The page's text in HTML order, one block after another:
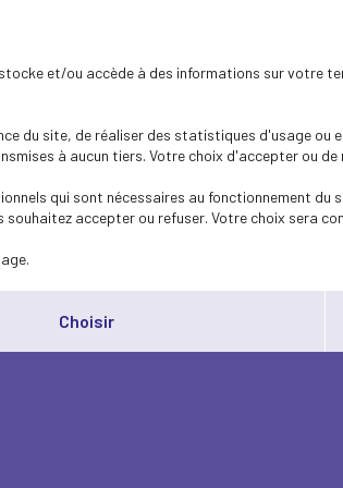
et/ou accède à des informations sur votre
du site, de réaliser des statistiques d'usage ou
à aucun tiers. Votre choix d'accepter ou
qui sont nécessaires au fonctionnement
accepter ou refuser. Votre choix sera
Choisir